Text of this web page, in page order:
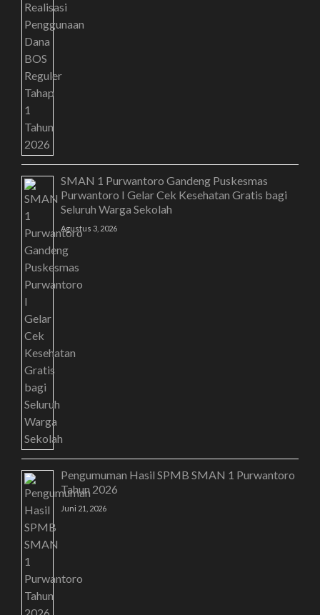
SMAN 1 Purwantoro Gandeng Puskesmas
Purwantoro I Gelar Cek Kesehatan Gratis bagi
Seluruh Warga Sekolah
Agustus 3, 2026
Pengumuman Hasil SPMB SMAN 1 Purwantoro
Tahun 2026
Juni 21, 2026